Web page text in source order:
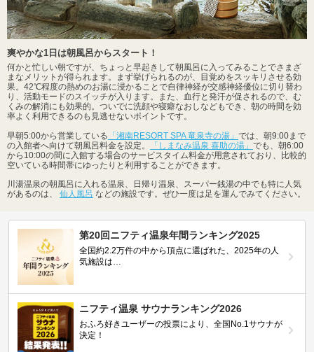
爽やかな1日は朝風呂からスタート！
何かと忙しい朝ですが、ちょっと早起きして朝風呂に入ってみることでさまざ
まなメリットが得られます。まず挙げられるのが、目覚めをスッキリさせる効
果。42℃程度の熱めのお湯に浸かることで自律神経が交感神経優位に切り替わ
り、活動モードのスイッチが入ります。また、血行と発汗が促されるので、む
くみの解消にも効果的。ついでに洗顔や寝癖なおしなどもでき、朝の時間を効
率よく利用できるのも見逃せないポイントです。
早朝5:00から営業している 「湘南RESORT SPA 竜泉寺の湯」 では、朝9:00まで
の入館者へ向けて朝風呂料金を設定。
「しまなみ温泉 喜助の湯」 でも、朝6:00
から10:00の間に入館する場合のサービスタイム料金が用意されており、比較的
空いている時間帯にゆったりと利用することができます。
川湯温泉の朝風呂に入れる温泉、日帰り温泉、スーパー銭湯の中でも特に人気
があるのは、 仙人風呂 などの施設です。ぜひ一度は足を運んでみてください。
第20回ニフティ温泉年間ランキング2025
全国約2.2万件の中から頂点に選ばれた、2025年の人
気施設は…
ニフティ温泉 サウナランキング2026
おふろ好きユーザーの投票により、全国No.1サウナが
決定！